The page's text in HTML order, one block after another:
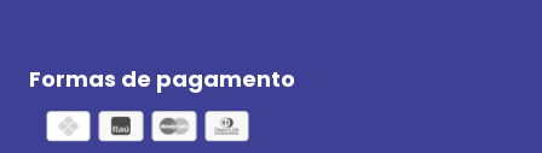
Formas de pagamento